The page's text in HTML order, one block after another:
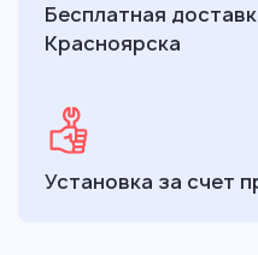
Бесплатная
Красноярска
Установка за счет